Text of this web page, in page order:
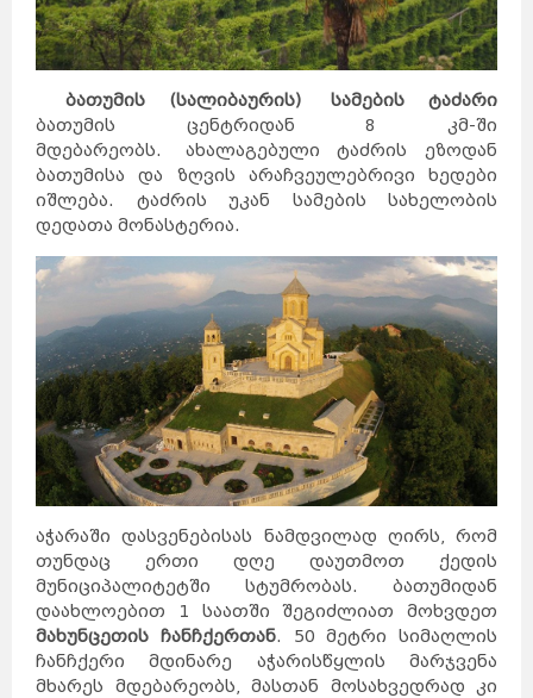
ბათუმის (სალიბაურის) სამების ტაძარი
ბათუმის ცენტრიდან 8 კმ-ში
მდებარეობს. ახალაგებული ტაძრის ეზოდან
ბათუმისა და ზღვის არაჩვეულებრივი ხედები
იშლება. ტაძრის უკან სამების სახელობის
დედათა მონასტერია.
აჭარაში დასვენებისას ნამდვილად ღირს, რომ
თუნდაც ერთი დღე დაუთმოთ ქედის
მუნიციპალიტეტში სტუმრობას. ბათუმიდან
დაახლოებით 1 საათში შეგიძლიათ მოხვდეთ
მახუნცეთის ჩანჩქერთან. 50 მეტრი სიმაღლის
ჩანჩქერი მდინარე აჭარისწყლის მარჯვენა
მხარეს მდებარეობს, მასთან მოსახვედრად კი